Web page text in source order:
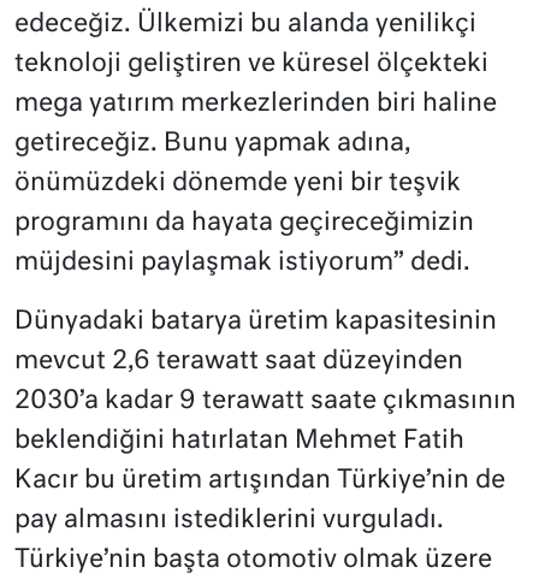
edeceğiz. Ülkemizi bu alanda yenilikçi
teknoloji geliştiren ve küresel ölçekteki
mega yatırım merkezlerinden biri haline
getireceğiz. Bunu yapmak adına,
önümüzdeki dönemde yeni bir teşvik
programını da hayata geçireceğimizin
müjdesini paylaşmak istiyorum” dedi.
Dünyadaki batarya üretim kapasitesinin
mevcut 2,6 terawatt saat düzeyinden
2030’a kadar 9 terawatt saate çıkmasının
beklendiğini hatırlatan Mehmet Fatih
Kacır bu üretim artışından Türkiye’nin de
pay almasını istediklerini vurguladı.
Türkiye’nin başta otomotiv olmak üzere